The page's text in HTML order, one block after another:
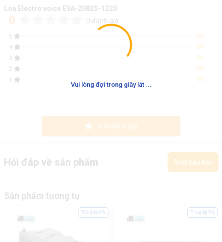
Vui lòng đợi trong giây lát ...
Loa Electro voice EVA-2082S-1220
0 0 đánh giá
5
0%
4
0%
3
0%
2
0%
1
0%
Viết đánh giá
Hỏi đáp về sản phẩm Viết câu hỏi
Sản phẩm tương tự
Trả góp 0% Trả góp 0%